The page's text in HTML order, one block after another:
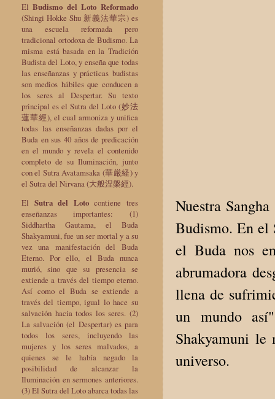
Nuestra
Budismo. En
el Buda nos
abrumadora
llena de
un mundo
Shakyamuni le
universo.
ElBudismo del Loto Reformado
(Shingi Hokke Shu 新義法華宗) es
una escuela reformada pero
tradicional ortodoxa de Budismo. La
misma está basada en la Tradición
Budista del Loto, y enseña que todas
las enseñanzas y prácticas budistas
son medios hábiles que conducen a
los seres al Despertar. Su texto
principal es el Sutra del Loto (妙法
蓮華經), el cual armoniza y unifica
todas las enseñanzas dadas por el
Buda en sus 40 años de predicación
en el mundo y revela el contenido
completo de su Iluminación, junto
con el Sutra Avatamsaka (華厳経) y
el Sutra del Nirvana (大般涅槃經).
El Sutra del Lotocontiene tres
enseñanzas importantes: (1)
Siddhartha Gautama, el Buda
Shakyamuni, fue un ser mortal y a su
vez una manifestación del Buda
Eterno. Por ello, el Buda nunca
murió, sino que su presencia se
extiende a través del tiempo eterno.
Así como el Buda se extiende a
través del tiempo, igual lo hace su
salvación hacia todos los seres. (2)
La salvación (el Despertar) es para
todos los seres, incluyendo las
mujeres y los seres malvados, a
quienes se le había negado la
posibilidad de alcanzar la
Iluminación en sermones anteriores.
(3) El Sutra del Loto abarca todas las